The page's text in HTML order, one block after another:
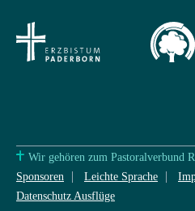
Wir gehören zum Pastoralverbund
Sponsoren
Leichte Sprache
Datenschutz Ausflüge